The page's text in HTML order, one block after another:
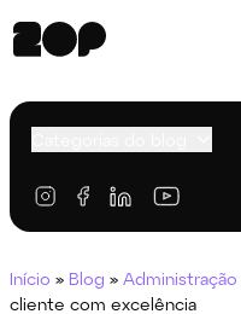
Início » Blog »Administração
cliente com excelência